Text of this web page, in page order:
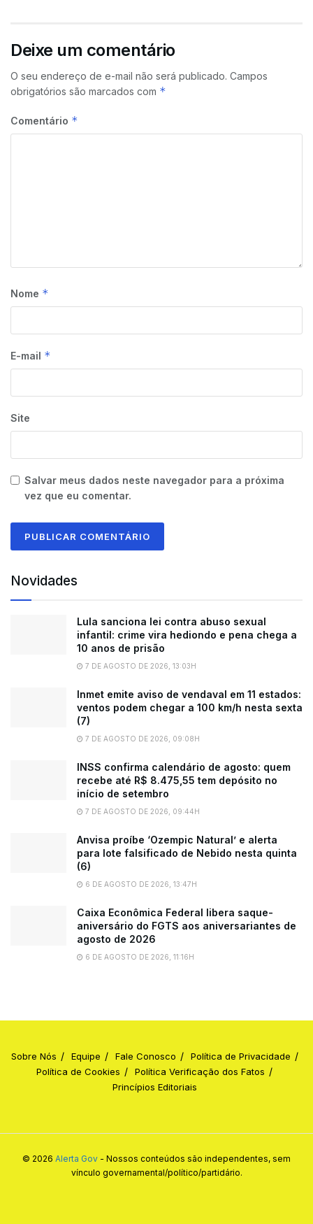
Deixe um comentário
O seu endereço de e-mail não será publicado. Campos
obrigatórios são marcados com *
Comentário *
Nome *
E-mail *
Site
Salvar meus dados neste navegador para a próxima
vez que eu comentar.
Novidades
Lula sanciona lei contra abuso sexual
infantil: crime vira hediondo e pena chega a
10 anos de prisão
7 DE AGOSTO DE 2026, 13:03H
Inmet emite aviso de vendaval em 11 estados:
ventos podem chegar a 100 km/h nesta sexta
(7)
7 DE AGOSTO DE 2026, 09:08H
INSS confirma calendário de agosto: quem
recebe até R$ 8.475,55 tem depósito no
início de setembro
7 DE AGOSTO DE 2026, 09:44H
Anvisa proíbe ‘Ozempic Natural’ e alerta
para lote falsificado de Nebido nesta quinta
(6)
6 DE AGOSTO DE 2026, 13:47H
Caixa Econômica Federal libera saque-
aniversário do FGTS aos aniversariantes de
agosto de 2026
6 DE AGOSTO DE 2026, 11:16H
Sobre Nós Equipe Fale Conosco
Política de Privacidade
Política de Cookies
Política Verificação dos Fatos
Princípios Editoriais
© 2026 Alerta Gov - Nossos conteúdos são independentes, sem
vínculo governamental/político/partidário.